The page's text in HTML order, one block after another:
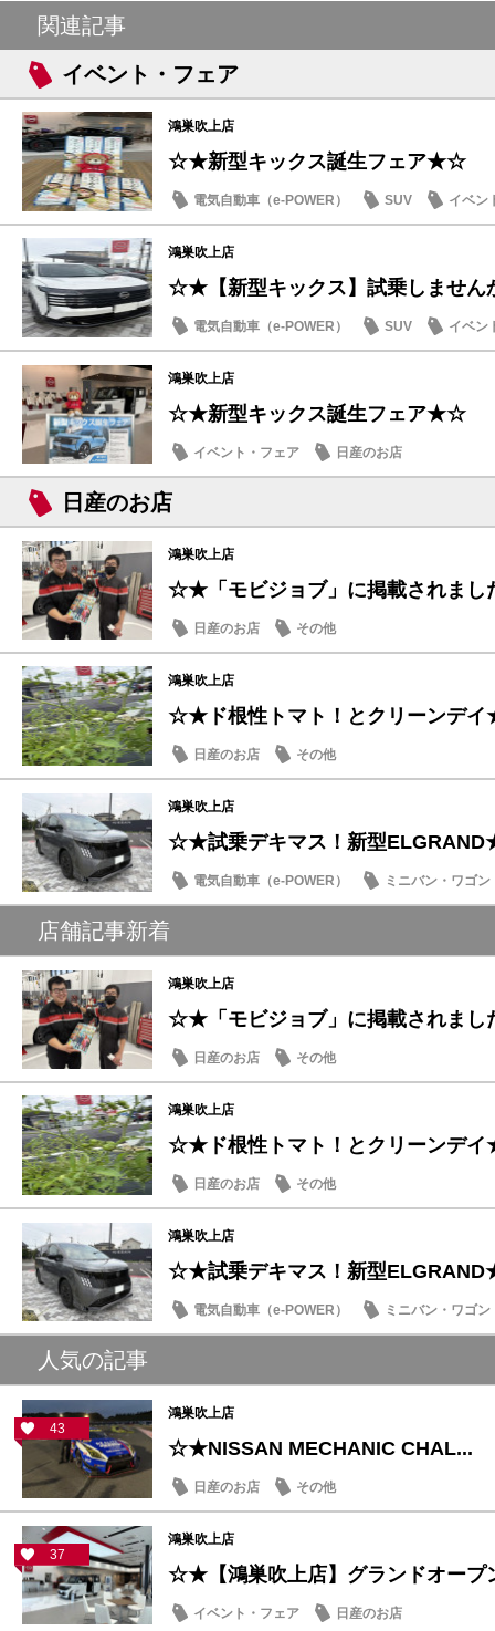
関連記事
イベント・フェア
鴻巣吹上店
☆★新型キックス誕生フェア★☆
電気自動車（e-POWER） SUV イベン
鴻巣吹上店
☆★【新型キックス】試乗しませ
電気自動車（e-POWER） SUV
イベン
日産のお店
鴻巣吹上店
☆★新型キックス誕生フェア★☆
イベント・フェア 日産のお店
日産のお店
鴻巣吹上店
☆★「モビジョブ」に掲載されま
日産のお店 その他
鴻巣吹上店
☆★ド根性トマト！とクリーンデ
日産のお店 その他
鴻巣吹上店
☆★試乗デキマス！新型
電気自動車（e-POWER）
ミニバン・ワゴン
日産のお店
店舗記事新着
鴻巣吹上店
☆★「モビジョブ」に掲載されま
日産のお店 その他
鴻巣吹上店
☆★ド根性トマト！とクリーンデ
日産のお店 その他
鴻巣吹上店
☆★試乗デキマス！新型
電気自動車（e-POWER）
ミニバン・ワゴン
日産のお店
人気の記事
43
鴻巣吹上店
☆★NISSAN MECHANIC CHAL...
日産のお店 その他
37
鴻巣吹上店
☆★【鴻巣吹上店】グランドオー
イベント・フェア 日産のお店